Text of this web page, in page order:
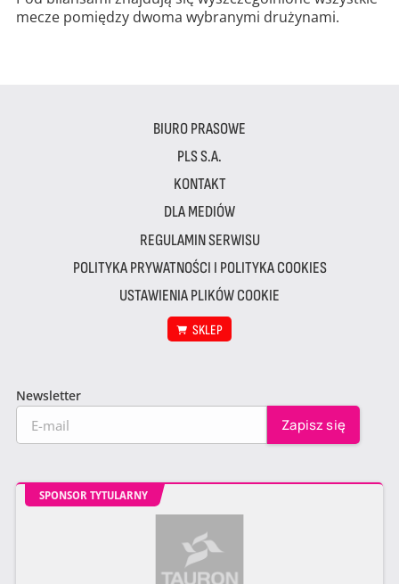
mecze pomiędzy dwoma wybranymi drużynami.
BIURO PRASOWE
PLS S.A.
KONTAKT
DLA MEDIÓW
REGULAMIN SERWISU
POLITYKA PRYWATNOŚCI I POLITYKA COOKIES
USTAWIENIA PLIKÓW COOKIE
SKLEP
Newsletter
SPONSOR TYTULARNY